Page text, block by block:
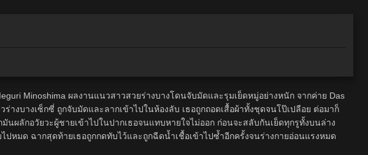
Minoshima ผลงานแนวสาวสวยร่างบางโดนจับมัดและรุมเย็ดหมู่อย่างหนัก จากค่าย Das
างบางเซ็กซี่ ถูกจับมัดและลากเข้าไปในห้องลับ เธอถูกถอดเสื้อผ้าทั้งชุดจนโป๊เปลือย ต่อมาก็
ผลักอวัยวะผู้ชายเข้าไปในปากเธอจนแทบหายใจไม่ออก ก่อนจะสลับกันเย็ดทุกรูทั้งบนล่าง
หมด ฉากสุดท้ายเธอถูกกดทับไว้และถูกฉีดน้ำเชื้อเข้าไปซ้ำอีกครั้งจนร่างกายอ่อนแรงหมด